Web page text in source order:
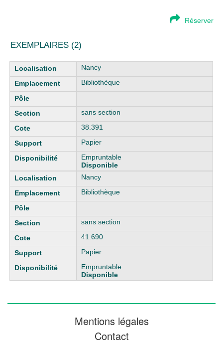
Réserver
EXEMPLAIRES (2)
Liste des exemplaires
Nancy
Bibliothèque
sans section
38.391
Papier
Empruntable
Disponible
Nancy
Bibliothèque
sans section
41.690
Papier
Empruntable
Disponible
Mentions légales
Contact